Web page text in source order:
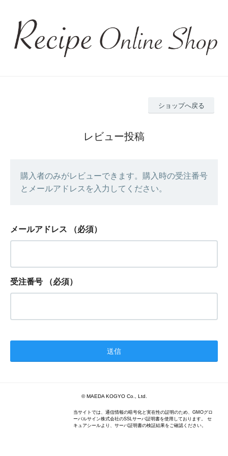
ショップへ戻る
レビュー投稿
購入者のみがレビューできます。購入時の受注番号
とメールアドレスを入力してください。
メールアドレス （必須）
受注番号 （必須）
© MAEDA KOGYO Co., Ltd.
当サイトでは、通信情報の暗号化と実在性の証明のため、GMOグロ
ーバルサイン株式会社のSSLサーバ証明書を使用しております。 セ
キュアシールより、サーバ証明書の検証結果をご確認ください。